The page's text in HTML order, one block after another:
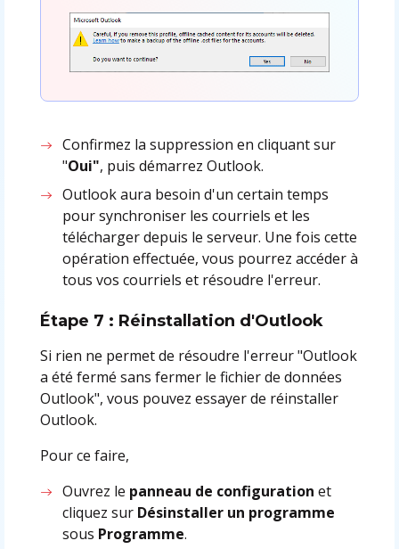
Confirmez la suppression en cliquant sur
"Oui", puis démarrez Outlook.
Outlook aura besoin d'un certain temps
pour synchroniser les courriels et les
télécharger depuis le serveur. Une fois cette
opération effectuée, vous pourrez accéder à
tous vos courriels et résoudre l'erreur.
Étape 7 : Réinstallation d'Outlook
Si rien ne permet de résoudre l'erreur "Outlook
a été fermé sans fermer le fichier de données
Outlook", vous pouvez essayer de réinstaller
Outlook.
Pour ce faire,
Ouvrez le panneau de configurationet
cliquez sur Désinstaller un programme
sous Programme.